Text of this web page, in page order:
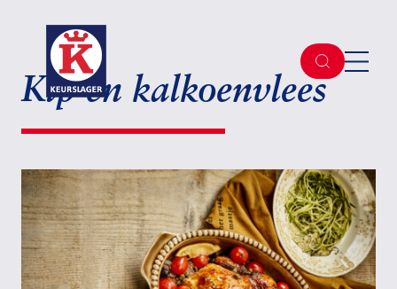
Kip en kalkoenvlees